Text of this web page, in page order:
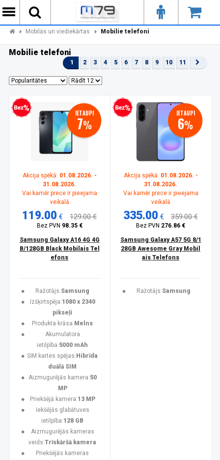
Mobilās un viediekārtas Mobilie telefoni
Mobilie telefoni
1 2 3 4 5 6 7 8 9 10 11
kredīts IETAUPI
7%
Akcija spēkā: 01.08.2026. -
31.08.2026.
Vai kamēr prece ir pieejama
veikalā
119.00 € 129.00 €
Bez PVN 98.35 €
Samsung Galaxy A16 4G 4G
B/128GB Black Mobilais Tel
efons
Ražotājs:Samsung
Izšķirtspēja:1080 x 2340
pikseļi
Produkta krāsa: Melns
Akumulatora
ietilpība:5000 mAh
SIM kartes spējas: Hibrīda
duālā SIM
Aizmugurējās kamera:50
MP
Priekšējā kamera:13 MP
Iekšējās glabātuves
ietilpība:128 GB
Aizmugurējās kameras
veids:Trīskāršā kamera
Priekšējās kameras
Bezprocentu kredīts IETAUPI
6%
Akcija spēkā: 01.08.2026. -
31.08.2026.
Vai kamēr prece ir pieejama
veikalā
335.00 € 359.00 €
Bez PVN 276.86 €
Samsung Galaxy A57 5G 8/1
28GB Awesome Gray Mobil
ais Telefons
Ražotājs:Samsung